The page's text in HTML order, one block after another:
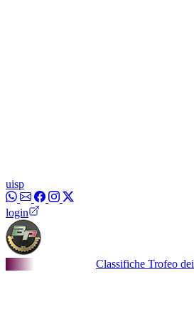
uisp
login
Classifiche Trofeo dei Borghi